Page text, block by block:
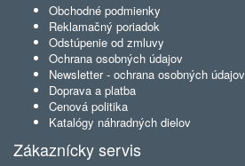
Obchodné podmienky
Reklamačný poriadok
Odstúpenie od zmluvy
Ochrana osobných údajov
Newsletter - ochrana osobných údajov
Doprava a platba
Cenová politika
Katalógy náhradných dielov
Zákaznícky servis